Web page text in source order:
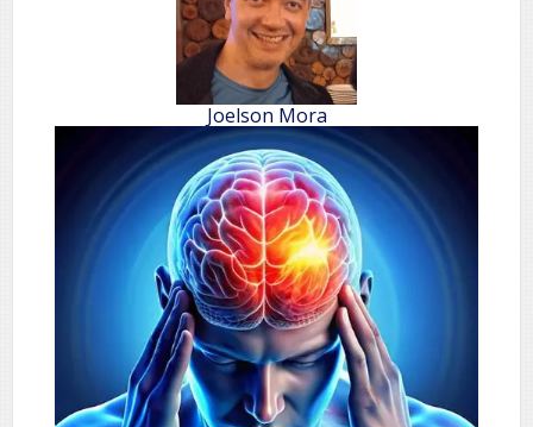
Joelson Mora